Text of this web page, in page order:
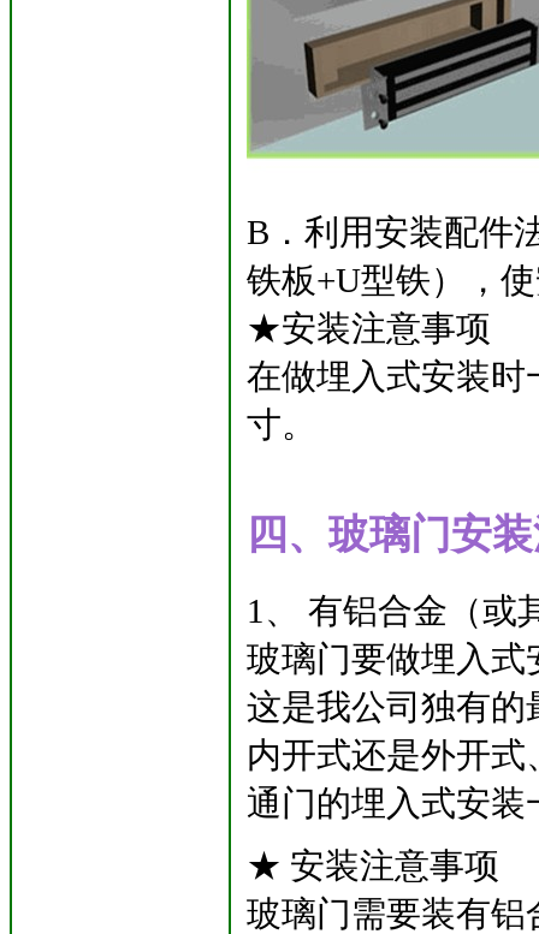
B．利用安装配件
铁板+U型铁），
★安装注意事项
在做埋入式安装
寸。
四、玻璃门安
1、 有铝合金（或
玻璃门要做埋入式
这是我公司独有
内开式还是外开
通门的埋入式安装
★ 安装注意事项
玻璃门需要装有铝